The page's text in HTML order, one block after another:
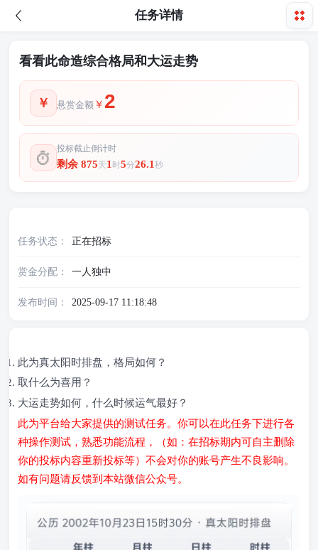
任务详情
看看此命造综合格局和大运走势
悬赏金额 ￥ 2
投标截止倒计时
剩余 875天1 时5分25.7 秒
任务状态 正在招标
赏金分配 一人独中
发布时间 2025-09-17 11:18:48
此为真太阳时排盘，格局如何？
取什么为喜用？
大运走势如何，什么时候运气最好？
此为平台给大家提供的测试任务。 你可以在此任务下进行各
种操作测试，熟悉功能流程，（如：在招标期内可自主删除
你的投标内容重新投标等）不会对你的账号产生不良影响。
如有问题请反馈到本站微信公众号。